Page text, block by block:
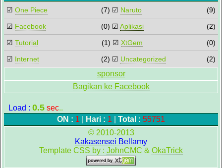
☑ One Piece (7) ☑ Naruto (9)
☑ Facebook (0) ☑ Aplikasi (2)
☑ Tutorial (1) ☑ XtGem (0)
☑ Internet (2) ☑ Uncategorized (2)
sponsor
Bagikan ke Facebook
Load : 0.5 sec..
ON : 1 Hari : 1 Total : 55751
© 2010-2013
Kakasensei Bellamy
Template CSS by : JohnCMC & OkaTrick